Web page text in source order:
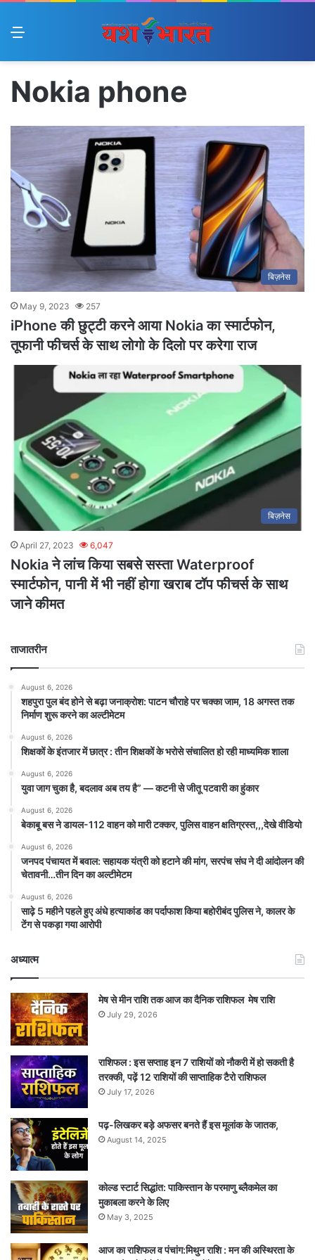
Menu
Nokia phone
बिज़नेस
May 9, 2023 257
iPhone की छुट्टी करने आया Nokia का स्मार्टफोन,
तूफानी फीचर्स के साथ लोगो के दिलो पर करेगा राज
बिज़नेस
April 27, 2023 6,047
Nokia ने लांच किया सबसे सस्ता Waterproof
स्मार्टफोन, पानी में भी नहीं होगा खराब टॉप फीचर्स के साथ
जाने कीमत
ताजातरीन
August 6, 2026
शहपुरा पुल बंद होने से बढ़ा जनाक्रोश: पाटन चौराहे पर चक्का जाम, 18 अगस्त तक
निर्माण शुरू करने का अल्टीमेटम
August 6, 2026
शिक्षकों के इंतजार में छात्र : तीन शिक्षकों के भरोसे संचालित हो रही माध्यमिक शाला
August 6, 2026
युवा जाग चुका है, बदलाव अब तय है” — कटनी से जीतू पटवारी का हुंकार
August 6, 2026
बेकाबू बस ने डायल-112 वाहन को मारी टक्कर, पुलिस वाहन क्षतिग्रस्त,,,देखे वीडियो
August 6, 2026
जनपद पंचायत में बवाल: सहायक यंत्री को हटाने की मांग, सरपंच संघ ने दी आंदोलन की
चेतावनी…तीन दिन का अल्टीमेटम
August 6, 2026
साढ़े 5 महीने पहले हुए अंधे हत्याकांड का पर्दाफाश किया बहोरीबंद पुलिस ने, कालर के
टेंग से पकड़ा गया आरोपी
अध्यात्म
मेष से मीन राशि तक आज का दैनिक राशिफल मेष राशि
July 29, 2026
राशिफल : इस सप्ताह इन 7 राशियों को नौकरी में हो सकती है
तरक्की, पढ़ें 12 राशियों की साप्ताहिक टैरो राशिफल
July 17, 2026
पढ़-लिखकर बड़े अफसर बनते हैं इस मूलांक के जातक,
August 14, 2025
कोल्ड स्टार्ट सिद्धांत: पाकिस्तान के परमाणु ब्लैकमेल का
मुकाबला करने के लिए
May 3, 2025
आज का राशिफल व पंचांग:मिथुन राशि : मन की अस्थिरता के